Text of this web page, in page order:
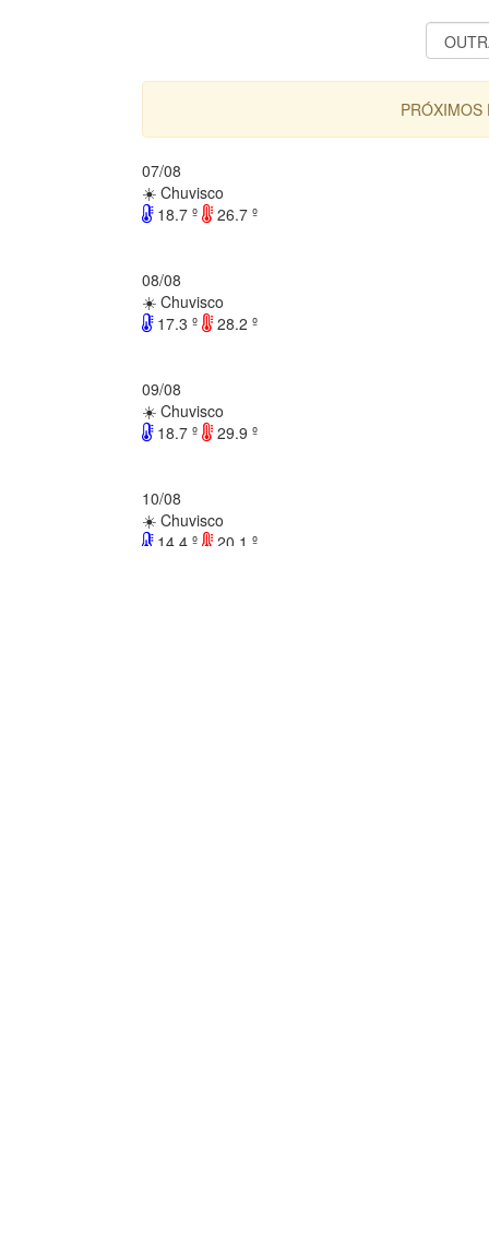
PRÓXIMOS
07/08
☀️ Chuvisco
18.7 º
26.7 º
08/08
☀️ Chuvisco
17.3 º
28.2 º
09/08
☀️ Chuvisco
18.7 º
29.9 º
10/08
☀️ Chuvisco
14.4 º
20.1 º